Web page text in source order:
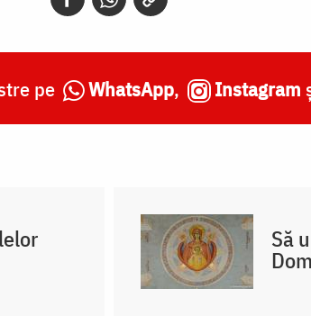
pe WhatsApp, Instagram
Să